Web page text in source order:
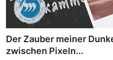
Der Zauber meiner
zwischen Pixeln...